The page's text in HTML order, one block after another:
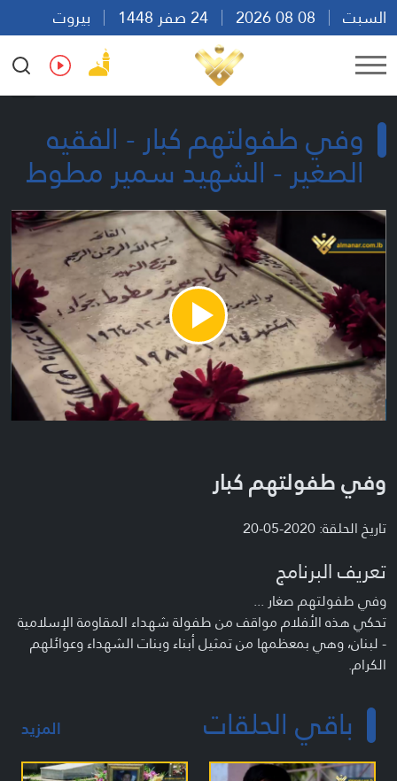
السبت
بيروت
20:35
Ar En Fr Es
وفي طفولتهم كبار - الفقيه
الصغير - الشهيد سمير مطوط
Play
Video
وفي طفولتهم كبار
تاريخ الحلقة: 2020-05-20
تعريف البرنامج
وفي طفولتهم صغار ...
تحكي هذه الأفلام مواقف من طفولة شهداء المقاومة الإسلامية
- لبنان، وهي بمعظمها من تمثيل أبناء وبنات الشهداء وعوائلهم
الكرام.
باقي الحلقات المزيد